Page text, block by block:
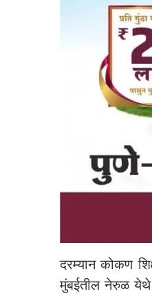
दरम्यान कोकण
मुंबईतील नेरुळ येथे